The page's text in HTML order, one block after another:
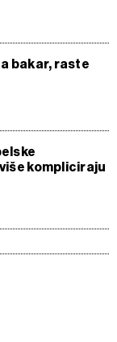
bakar, raste
kompliciraju